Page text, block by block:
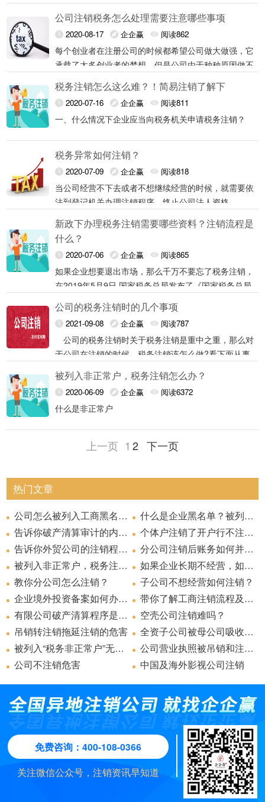
帖，工商，税务，社保等，等不经营了，就不管了，什
么不想做了，没生意了，亏本了，没时间等等，这个都
是不行的，做事要有头有尾巴，特别是公司营业执照，
不经营就需要注销，比如留下的后遗症很多的。
我们先来说说公司不注销的后果：
公司不经营了，你不注销，时间久了，税务就会异常，
税务申报异常，年报异常等，时间久了就有罚款，滞纳
金，欠税了影响信用度，情节严重上失信人员名录。
公司不注销，工商这边时间久了也会异常，列入异常名
录，现在法人都是关联的，一家企业异常，影响你其他
你想想：罚款，滞纳金，时间越多，费用越多，欠国家
的税费迟早要交的，影响信用，严重，限制高消费，做
高铁，飞机，得不偿失。
公司不经营了，千万不要不管不问，记得注销！
那公司怎么注销呢？我们以义乌公司注销为例：
1、税务清算注销，去当地税务分局，带上执照，公
章，以及发票账本等，去税务分局将税务注销，如果涉
及社保，进出口权等，那社保，进出口权要先注销。
2、公示规定时间，简易注销公示20天，一般注销公示
45天。
3、工商注销，你可以直接带上执照和公章去365窗口办
理注销，不过现在都是网上提交申请，在浙江政务网操
作，按照网上提示操作流程进行，公示信息上次，现在
流程公示信息统一了，直接工商流程一起可以操作。简
易注销步骤简单些，一般注销还要注销公告，注销决
议，成立清算组，至少要两个人员，一个清算组负责
人，一个成员。
4、税务清算好，公示时间到了，工商注销流程走完，
就可以完全注销，网上受理的都会有个已办结状态，全
国企业信息公示系统也可以查到公司注销状态。
公司注销税务怎么处理需要注意哪些事项
2020-08-17 企企赢 阅读862
每个创业者在注册公司的时候都希望公司做大做强，它
承载了太多创业者的梦想，但是公司由于种种原因做不
司、在公司注销的过程中，税务问题的处理可以说是一
个大难題，一旦处理不好企业就容易被纳入异常名单之
中，到时候想要提出异常得交一大笔的罚款，那么公司
公司注销税务怎么处理：
1.对于国地税共管户，纳税人一般须先办理国税注销登
记后，再到地税办理注销税务登记。
2.纳税人填写《注销税务登记申请表》，并到主管区局
3约税人办理完清缴发票和清缴税款后持《注销税务登
记申请表》前往主管区局或主管税务所的综合服务窗口
申请办理注销登记。
4.税务人员录入注销税务登记受理信息，并向纳税人发
放受理回执
5.纳税人凭主管税务机关实施注销税务稽查后加盖同意
注销意见的<注销税务登记申请表》、原注销受理回执
及税务登记证到主管区局或主管税务所的综合服务窗
理注销核准手续。
6.税务人员的受理纳税人的注销核准申请后，收回纳税
人的税务登记证件正、副本并为纳税人开具《<注销税
务登记通知书》。
7.注销税务，要把你的企业所有账目整理好，然后提交
给税务专管员，现在由于税务方面每天提交的材料太
多，所以的话，审核也会比较慢的，不会那么快就给你
审通过了，这也是没办法的，税务注销完的话，就会给
你注销回执单的，然后拿到公司去注销。公司注销，企
业要先进行清算，然后是登报公示，之后才是税务的处
理
没有经验的企业在往会搞混顺序，浪费企业的时间和精
力。请记住公司注销中的税务间是題也是一个难点，希
望企业可以认真的看一
公司注销税务注意事项
1.税务注销尽早办理
一般来说，如果企业是自己不想干了，主动宣布解散、
破产、撤销的，在决定注销之时就应当准备材料去办理
税务注销，在完成税务注销后才能去办理工商注销。如
是“破动注销的，则需要在15日内，办理税务注销。
2.末记账未报税的公司要补齐很多公司都有税务逾期的
报上去。如果都没有业务，即使零申报也要报如果普经
有过业务往来，能找到账本、凭证、发票的，要如实补
申报如果连账本都没有，就得从补账开始，重头来过.如
税务注销怎么这么难？！简易注销了解下
2020-07-16 企企赢 阅读811
一、什么情况下企业应当向税务机关申请税务注销？
根据《税务登记管理办法》（国家税务总局令第36号）
第二十六条至第二十九条相关规定，纳税人发生以下情
形，应当向税务机关申请税务注销。具体包括：
1、因解散、破产、撤销等情形，依法终止纳税义务
的。
2、按规定不需要在市场监督管理机关或者其他机关办
理注销登记的，但经有关机关批准或者宣告终止的。
3、被市场监督管理机关吊销营业执照或者被其他机关
予以撤销登记的。
4、因住所、经营地点变动，涉及改变税务登记机关
的。
5、外国企业常驻代表机构驻在期届满、提前终止业务
活动的。
6、境外企业在中华人民共和国境内承包建筑、安装、
装配、勘探工程和提供劳务，项目完工、离开中国的。
身份的。
这些情况概括为主要两类：（1）依法终止纳税义务；
（2）住所、经营地点发生变动，涉及主管税务机关变
动的。
二、税务注销与工商注销有什么不同法律效果？
法定的权利、义务并没有设定或终止的效力。也就是
说，即使没有进行税务登记，纳税人的纳税义务也不会
因此而减免。
其次，根据《中华人民共和国公司登记管理条例》：“经
公司登记机关注销登记，公司终止”。该条款所指的注销
登记也就是工商注销登记，如果公司办理了注销登记，
权利、义务终止，即便税务登记还在，企业合法注销的
情况下也不能成为税务机关进行税务管理、行政处罚的
所以说，不管是企业解散、破产还是说企业经营地点跨
申报办理注销税务登记，税务注销完毕才能向工商办理
注销登记。
三、对于税务注销难，国家推出了哪些便民政策？
1、无须办理税务注销的情况
如果您打算向工商部门申请简易注销，并且符合下列情
（一）从未办理过涉税事宜的；
（二）办理过涉税事宜，但未领用发票、无欠税、无滞
纳金、无罚款。
那么恭喜您！您不用办理税务注销业务！
您向工商部门申请简易注销后，工商部分会自动向税务
部门核对您是否符合上述情形，税务部门自动确认后符
合的，免予办理税务注销。
2、推出注销即时办结服务以及“承诺制”容缺办理
如果您向市场监管部门申请一般注销，不欠国家税款不
存在滞纳金和罚款的、并且已经缴销了增值税专用发票
及税控专用设备、也没有正在被税务机关检查的，如果
您满足下列条件之一的，就可以享受税务注销即时办结
服务！
1、纳税信用级别为A级或者B级；或者说控股母公司纳
税信用级别为A级的M级纳税人；
2、省级人民政府引进人才或经省级以上行业协会等机
构认定的行业领军人才等创办的企业；
4、未达到增值税纳税起征点的纳税人；
如果您符合上述条件之一，哪怕资料不齐，都可以享
受“承诺制”容缺办理。只要您向税务局做出承诺后，可
以即时得到清税文书！
但是也要注意，纳税人后续应当按承诺的时限补齐资料
并办结相关事项。若后期没有履行承诺的，税务机关将
把公司的法定代表人、财务负责人纳入税收黑名单影响
3、便民措施实名办税“资料少”！
税务异常如何注销？
2020-07-09 企企赢 阅读818
当公司经营不下去或者不想继续经营的时候，就需要依
法到登记机关办理注销程序，终止公司法人资格。
但也有不少公司在进行注销时，被告知公司税务异常，
需解除异常之后方可进行注销的。公司税务为什么会异
常？税务异常如何注销？接下来就跟开心财税一起来看
一看吧。
公司税务异常比较常见的一个原因就是没有按时进行记
账和报税。现在很多公司在注册成功之后，因为资金或
者业务的原因都是没有实际经营的。然后一些人就会觉
得既然公司没有实际经营，那就不进行记账和报税了
吧，但实际上并不是这样的，公司一旦长时间没有记账
报税税务信息就会出现异常，不管以后是要正常经营还
是要注销都要先解除异常。
常见的税务异常原因还有长期零申报和经营地址异常。
零申报造成的税务异常一般是因为公司零申报的时间超
过了相关条例规定的六个月。虽然零申报是很常见的事
户”，严重的还会被稽查，有的税务部门甚至还会吊销公
司税务登记证，按失效户处理。而公司经营地址造成的
税务异常，一般是因为公司地址变更没有进行工商登
记，造成公司主管税务机关没有重新分配，从而导致的
公司税务异常。除此之外，还有偷税漏税所造成的税务
异常。
公司税务异常应该如何注销？
税务异常的，在纳税人补充申报、补缴税款、滞纳金和
罚款之后，就可以走正常的公司注销流程了。注销一般
需要提交：公司清算组负责人或公司法定代表人签署的
公司注销登记申请书；法院破产裁定、行政机关责令关
闭的文件或公司依照《公司法》作出的决议；股东会或
者有关机关确认的清算报告；刊登注销公告的报纸报
样，以及法律、行政法规规定应当提交的其他文件。如
果是国有独资公司还应当提交国有资产监督管理机构的
决定，其中，国务院确定的重要的国有独资公司，还应
当提交本级人民政府的批准文件。
也有不少公司在领取营业执照后由于疏于保管导致营业
执照遗失的，而办理公司注销必须提交营业执照，这时
候应该怎么注销呢？不用担心，针对营业执照遗失的情
况，登记机关为缩减办理注销时间，将营业执照补办及
注销办理进行合并，企业可以通过国家企业信用信息公
示网进行营业执照遗失公示后，持公告证明及注销材料
即可到登记机关办理公司注销。
新政下办理税务注销需要哪些资料？注销流程是
什么？
2020-07-06 企企赢 阅读865
如果企业想要退出市场，那么千万不要忘了税务注销，
在2019年5月9日,国家税务总局发布了《国家税务总局
程序工作的通知》( 税总发[2019] 64号) , 推出更大力度
优化企业注销办理程序的措施。
一、应当申请税务注销的情形
单位及查账征收个体工商户发生以下情形，应当向税务
机关申请税务注销。具体包括:
1.因解散、破产、撤销等情形，依法终止纳税义务的。
2.按规定不需要在市场监督管理机关或者其他机关办理
注销登记的，但经有关机关批准或者宣告终止的。
3.被市场监督管理机关吊销营业执照或者被其他机关予
4.因住所、经营地点变动，涉及改变税务登记机关的。
5.外国企业常驻代表机构驻在期届满、提前终止业务活
份的。
二、税务注销报送资料
1.《清税申报表》或《注销税务登记申请审批表》
2.条件报送资料
（1）被市场监督管理机关吊销营业执照：市场监督管
理机关发出的吊销工商营业执照决定复印件
（2）上级主管、董事会决议：上级主管部门批复文件
或董事会决议复印件
（3）境外企业在中国境内承包建筑、安装、装配、勘
探工程和提供劳务：项目完工证明、验收证明等相关文
件复印件
（4）未启用统一社会信用代码的：税务登记证件和其
他税务证件
（6）使用增值税防伪税控设备的纳税人：增值税防伪
税控设备
（7）使用其他按规定应收缴的设备的纳税人：其他按
规定应收缴的设备
3.已实行实名办税的纳税人，免予提供以下证件、资
料：
● 《税务登记证》正（副）本、《临时税务登记证》正
（副）本和《发票领用簿》；
● 市场监督管理部门吊销营业执照决定原件（复印
公司的税务注销时的几个事项
2021-09-08 企企赢 阅读787
公司的税务注销时关于税务注销是重中之重，那么对
于公司在注销的时候，税务注销该怎么做?看下面从事
一般来说，如果企业是自己不想干了，主动宣布解
散、破产、撤销的，在决定注销之时就应当准备材料去
办理税务注销，在完成税务注销后才能去办理工商注
销。
如果是“被动”注销的，比如已被工商机关吊销营业
执照，或是被其他机关予以注销登记的，则需要在15日
企业都属于国、地税共管户，因此要分别注销国税
和注销地税。原则为：先货物劳务税，后所得税。
也就是说，如果您的所得税在国税，则要先注销地
税;如果您的所得税在地税，则先注销国税。
2、从来没记过账，没报过税的公司，到了要注销
的时候，全都得补!
按照《税收征管法》：“纳税人和扣缴义务人必须依
法履行纳税义务或者代扣代缴、代收代缴税款义务，按
规定办理税务登记、纳税申报，正确建帐、记帐，报送
财务会计报表和其他有关纳税或扣税资料，并接受税务
机关的监督检查。”
“如纳税人、扣缴义务人不按照规定办理税务登记、
纳税或解缴税款申报，或者不按照规定设置、保管帐簿
和记帐凭证，或者不按照规定印制和使用发票，以及不
按照规定向税务机关报送财务会计制度、报表和其他有
如果连账本都没有，就得从补账开始，重头来过…
被列入非正常户，税务注销怎么办？
2020-06-09 企企赢 阅读6372
什么是非正常户
非正常户，指已办理税务登记的纳税人未按照规定的期
限申报纳税，在税务机关责令其限期改正后，逾期不改
非正常户不但影响税收征管，而且破坏市场经济运行秩
业，将无法使用发票领购簿和发票，其纳税信用等级将
将正常户，其出口退税业务将暂不被税务局受理。不仅
如此，企业的法定代表人、相关财务负责人的征信记录
也纳税人被列为非正常户超过一年仍无法取得联系的，
主管税务机关将按《税务登记管理办法》的有关非正常
户注销库，即日常人们所说的税务部门“黑名单”，自动
对非正常户税务注销登记情况进行实时监控。
“非正常”只是一种税务状态，并非税务注销。如果非正
未按照规定申报纳税等情形，待处理的事项相对较多，
就会比一般的企业要难。
不正常申报是主因
造成非正常户的原因是多方面的，根本的原因，还是在
于企业不正常申报纳税。由于社会经济迅速发展，竞争
激烈，企业破产、兼并或分设等活动大量增加。部分私
营企业规模小，竞争力不强，容易被市场淘汰。而这些
纳税人虽然实际发生了解散、破产、撤销以及其他情
形，但因为经营状况差、经营场所拆迁或不愿意缴纳所
欠税款等各种原因，就不按程序向税务机关申报注销税
务登记， “自主”停业、“自动”消失，在经营失败时“一走
了之”，加大了税务机关税源监控的难度。
不仅如此，部分纳税人到税务部门领取了发票，或是办
理了一般纳税人认定手续并领取了增值税专用发票及税
控专用设备，却没有进行纳税申报：有的纳税人在有经
营收入并且申报后却不缴纳税款；有的纳税人甚至长期
不到税务机关进行纳税申报，经税务人员到其注册地实
地核查，无法与其取得联系。甚至存在少数违法犯罪分
子伪造或利用他人身份，恶意套取增值税发票进行虚
开，在主管税务机关事后管理发现后走逃的情形。这些
或清算期间，或是因为经营不理想，没有应税收入，没
有产生相应的税款，这些企业主错误地认为，我没有收
益，也没有税款可缴纳，因此不需要进行申报。
纳税人要明白，纳税申报是企业日常经营的一项基本义
务，纳税人不论是否产生利润、是否有税要缴，都需要
申报，这种没有实现税款所进行的申报就是零申报。要
注意的是，零申报并不是不申报，两者之间切不可画等
号。零申报是对企业履行完纳税申报义务后税款是否实
现的一种描述，不申报则是一种税收违法行为。
税务注销怎么办?
被列入非正常户的企业，如何办理税务注销登记?
能进行税务注销登记。那么，这些企业要办理非正常户
解除手续，具体应该怎么处理?要先到办税服务厅填写
《解除非正常户申请审批表》，保证内容填写准确，并
加盖单位公章。若税务登记信息发生变化，还要填写
《变更税务登记表》，并加盖单位公章。办税服务厅将
根据管理部门反馈的情况，在纳税人补充申报、补缴税
款、滞纳金、罚款后，解除纳税人非正常状态。非正常
上一页 1 2 下一页
热门文章
公司怎么被列入工商黑名单？
什么是企业黑名单？被列入黑名单有什么严重后果？
告诉你破产清算审计的内容？
个体户注销了开户行不注销行吗
告诉你外贸公司的注销程序？
分公司注销后账务如何并入总公司
被列入非正常户，税务注销怎么办？
如果企业长期不经营，如果公司不考虑转让，建议注销！
教你分公司怎么注销？
子公司不想经营如何注销？
企业境外投资备案如何办理注销?
带你了解工商注销流程及简易注销资料
有限公司破产清算程序是什么
空壳公司注销难吗？
吊销转注销拖延注销的危害
全资子公司被母公司吸收合并，现申请注销工商登记，还需要公告吗？
被列入“税务非正常户”无法办理公司注销该怎么办？
公司营业执照被吊销和注销营业执照的区别
公司不注销危害
中国及海外影视公司注销
免费咨询：400-108-0366
关注微信公众号，注销资讯早知道